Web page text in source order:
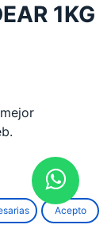
1KG
Acepto